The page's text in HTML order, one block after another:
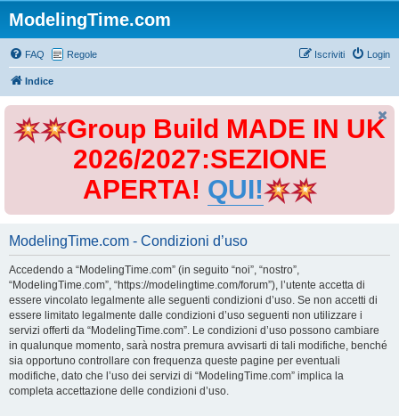
ModelingTime.com
FAQ Regole Login
Iscriviti
Indice
Group Build MADE IN UK
2026/2027:SEZIONE
APERTA! QUI!
ModelingTime.com - Condizioni d’uso
Accedendo a “ModelingTime.com” (in seguito “noi”, “nostro”,
“ModelingTime.com”, “https://modelingtime.com/forum”), l’utente accetta di
essere vincolato legalmente alle seguenti condizioni d’uso. Se non accetti di
essere limitato legalmente dalle condizioni d’uso seguenti non utilizzare i
servizi offerti da “ModelingTime.com”. Le condizioni d’uso possono cambiare
in qualunque momento, sarà nostra premura avvisarti di tali modifiche, benché
sia opportuno controllare con frequenza queste pagine per eventuali
modifiche, dato che l’uso dei servizi di “ModelingTime.com” implica la
completa accettazione delle condizioni d’uso.